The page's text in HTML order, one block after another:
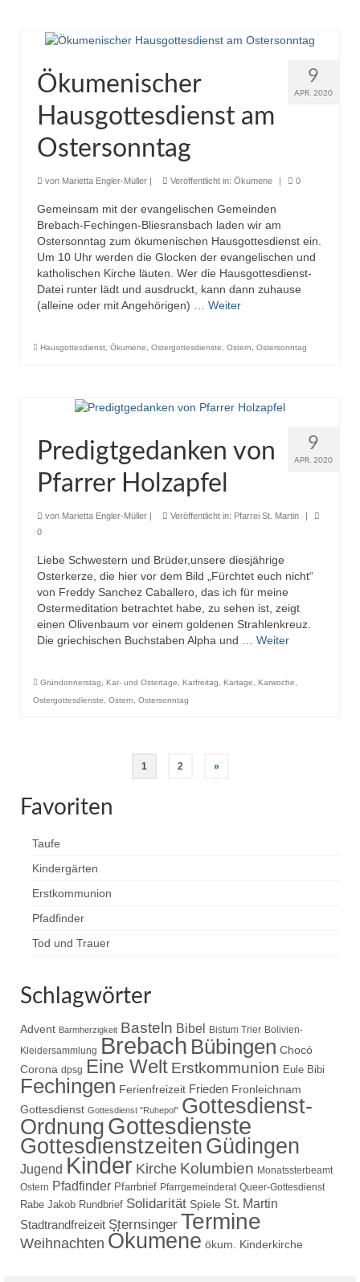
9
APR. 2020
Ökumenischer
Hausgottesdienst am
Ostersonntag
von Marietta Engler-Müller Veröffentlicht in: Ökumene 0
Gemeinsam mit der evangelischen Gemeinden
Brebach-Fechingen-Bliesransbach laden wir am
Ostersonntag zum ökumenischen Hausgottesdienst ein.
Um 10 Uhr werden die Glocken der evangelischen und
katholischen Kirche läuten. Wer die Hausgottesdienst-
Datei runter lädt und ausdruckt, kann dann zuhause
(alleine oder mit Angehörigen) … Weiter
Hausgottesdienst, Ökumene, Ostergottesdienste, Ostern, Ostersonntag
9
APR. 2020
Predigtgedanken von
Pfarrer Holzapfel
von Marietta Engler-Müller | Veröffentlicht in: Pfarrei St. Martin
|
0
Liebe Schwestern und Brüder,unsere diesjährige
Osterkerze, die hier vor dem Bild „Fürchtet euch nicht“
von Freddy Sanchez Caballero, das ich für meine
Ostermeditation betrachtet habe, zu sehen ist, zeigt
einen Olivenbaum vor einem goldenen Strahlenkreuz.
Die griechischen Buchstaben Alpha und … Weiter
Gründonnerstag Kar- und Ostertage Karfreitag Kartage Karwoche
Ostergottesdienste
Ostern Ostersonntag
Seitennummerierung
der
1 2 »
Favoriten
Taufe
Kindergärten
Erstkommunion
Pfadfinder
Tod und Trauer
Schlagwörter
Advent Barmherzigkeit Basteln Bibel Bistum Trier Bolivien-
Kleidersammlung Brebach Bübingen Chocó
Corona dpsg Eine Welt Erstkommunion Eule Bibi
Fechingen Ferienfreizeit Frieden Fronleichnam
Gottesdienst Gottesdienst "Ruhepol" Gottesdienst-
OrdnungGottesdienste
Gottesdienstzeiten Güdingen
Jugend Kinder Kirche Kolumbien Monatssterbeamt
Ostern Pfadfinder Pfarrbrief Pfarrgemeinderat Queer-Gottesdienst
Rabe Jakob Rundbrief Solidarität Spiele St. Martin
Stadtrandfreizeit Sternsinger Termine
Weihnachten Ökumene ökum. Kinderkirche